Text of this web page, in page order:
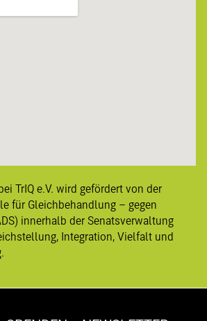
TrIQ e.V. wird gefördert von der
für Gleichbehandlung – gegen
innerhalb der Senatsverwaltung
Integration, Vielfalt und
.